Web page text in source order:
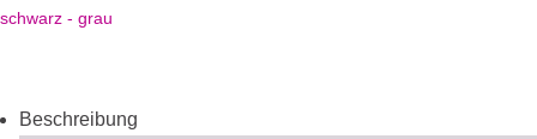
schwarz - grau
Beschreibung